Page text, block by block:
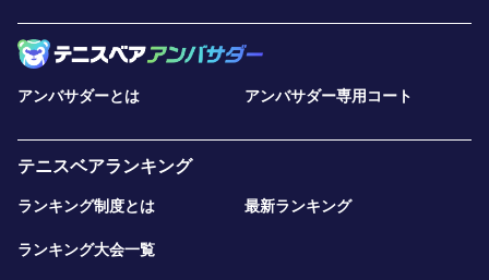
アンバサダーとは アンバサダー専用コート
テニスベアランキング
ランキング制度とは 最新ランキング
ランキング大会一覧